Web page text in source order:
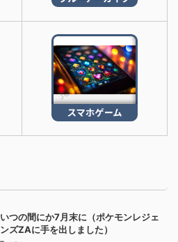
いつの間にか7月末に（ポケモンレジェ
ンズZAに手を出しました）